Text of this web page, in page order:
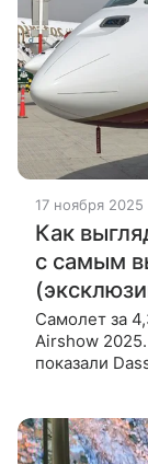
17 ноября 2025
Как
с самым
Самолет за
Airshow
показали